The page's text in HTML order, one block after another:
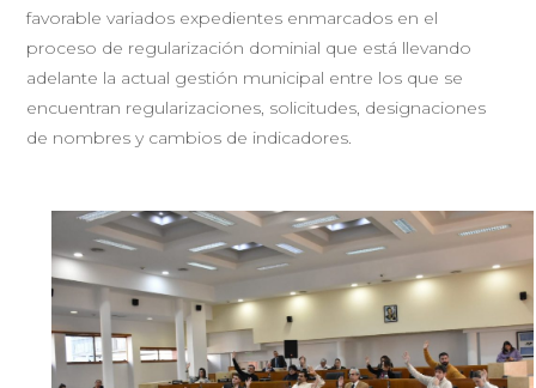
favorable variados expedientes enmarcados en el
proceso de regularización dominial que está llevando
adelante la actual gestión municipal entre los que se
encuentran regularizaciones, solicitudes, designaciones
de nombres y cambios de indicadores.